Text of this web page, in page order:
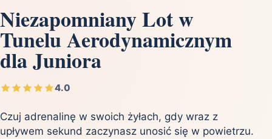
Niezapomniany Lot w
Tunelu Aerodynamicznym
dla Juniora
4.0
Czuj adrenalinę w swoich żyłach, gdy wraz z
upływem sekund zaczynasz unosić się w powietrzu.